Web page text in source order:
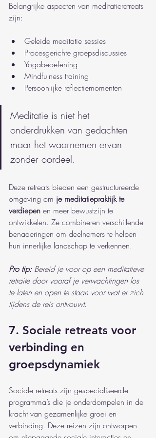
Belangrijke aspecten van meditatieretreats
zijn:
Geleide meditatie sessies
Procesgerichte groepsdiscussies
Yogabeoefening
Mindfulness training
Persoonlijke reflectiemomenten
Meditatie is niet het
onderdrukken van gedachten
maar het waarnemen ervan
zonder oordeel.
Deze retreats bieden een gestructureerde
omgeving om je meditatiepraktijk te
verdiepen en meer bewustzijn te
ontwikkelen. Ze combineren verschillende
benaderingen om deelnemers te helpen
hun innerlijke landschap te verkennen.
Pro tip: Bereid je voor op een meditatieve
retraite door vooraf je verwachtingen los
te laten en open te staan voor wat er zich
tijdens de reis ontvouwt.
7. Sociale retreats voor
verbinding en
groepsdynamiek
Sociale retreats zijn gespecialiseerde
programma’s die je onderdompelen in de
kracht van gezamenlijke groei en
verbinding. Deze reizen zijn ontworpen